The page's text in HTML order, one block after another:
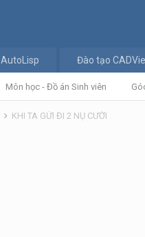
Môn học - Đồ án Sinh viên
AutoLisp Đào tạo
KHI TA GỬI ĐI 2 NỤ CƯỜI